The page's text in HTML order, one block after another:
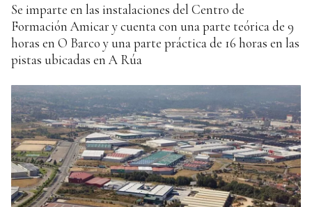
Se imparte en las instalaciones del Centro de
Formación Amicar y cuenta con una parte teórica de 9
horas en O Barco y una parte práctica de 16 horas en las
pistas ubicadas en A Rúa